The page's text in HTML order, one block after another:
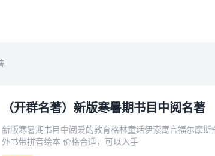
（开群名著）新版寒暑期书目中阅名著
新版寒暑期书目中阅爱的教育格林童话伊索寓言福尔摩
外书带拼音绘本 价格合适，可以入手